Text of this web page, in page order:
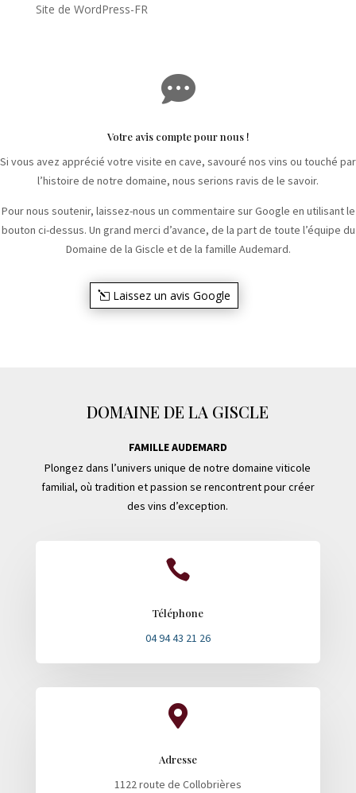
Site de WordPress-FR

Votre avis compte pour nous !
Si vous avez apprécié votre visite en cave, savouré nos vins ou touché par
l’histoire de notre domaine, nous serions ravis de le savoir.
Pour nous soutenir, laissez-nous un commentaire sur Google en utilisant le
bouton ci-dessus. Un grand merci d’avance, de la part de toute l’équipe du
Domaine de la Giscle et de la famille Audemard.
Laissez un avis Google
DOMAINE DE LA GISCLE
FAMILLE AUDEMARD
Plongez dans l’univers unique de notre domaine viticole
familial, où tradition et passion se rencontrent pour créer
des vins d’exception.

Téléphone
04 94 43 21 26

Adresse
1122 route de Collobrières